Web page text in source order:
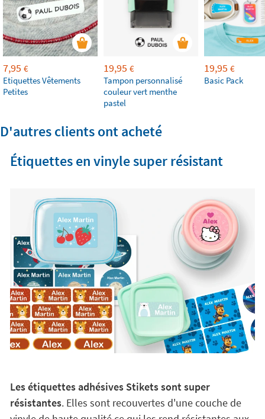
7,95 €
Etiquettes Vêtements
Petites
19,95 €
Tampon personnalisé
couleur vert menthe
pastel
19,95 €
Basic Pack
D'autres clients ont acheté
Étiquettes en vinyle super résistant
Les étiquettes adhésives Stikets sont super
résistantes. Elles sont recouvertes d'une couche de